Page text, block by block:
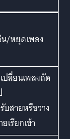
น/หยุดเพลง
ปลี่ยนเพลงถัด
บสายหรือวาง
เรียกเข้า